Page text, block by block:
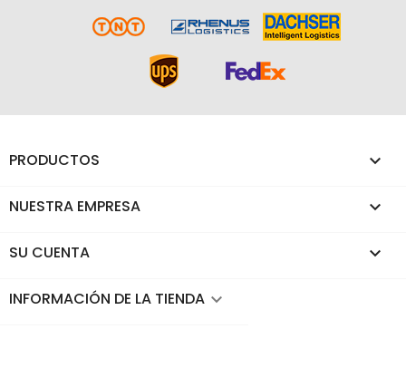
PRODUCTOS 
NUESTRA EMPRESA 
SU CUENTA 
INFORMACIÓN DE LA TIENDA keyboard_arrow_down